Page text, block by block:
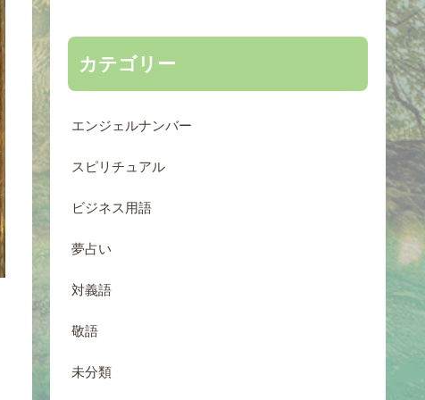
カテゴリー
エンジェルナンバー
スピリチュアル
ビジネス用語
夢占い
対義語
敬語
未分類